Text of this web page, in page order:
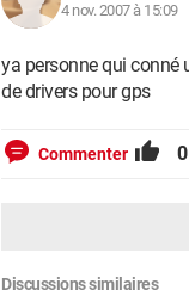
4 nov. 2007 à 15:09
ya personne qui conné
de drivers pour gps
Commenter 0
Discussions similaires